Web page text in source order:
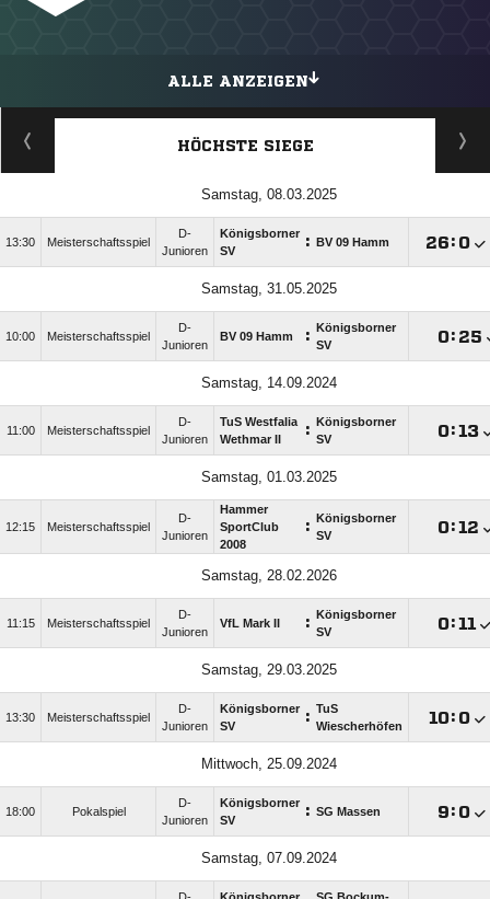
ALLE ANZEIGEN
HÖCHSTE SIEGE
Samstag, 08.03.2025
13:30 Meisterschaftsspiel
D-
Junioren
Königsborner
SV
: BV 09 Hamm : 
Samstag, 31.05.2025
10:00 Meisterschaftsspiel
D-
Junioren
BV 09 Hamm :
Königsborner
SV
: 
Samstag, 14.09.2024
11:00 Meisterschaftsspiel
D-
Junioren
TuS Westfalia
Wethmar II
:
Königsborner
SV
:
Samstag, 01.03.2025
12:15 Meisterschaftsspiel
D-
Junioren
Hammer
SportClub
2008
:
Königsborner
SV
:
Samstag, 28.02.2026
11:15 Meisterschaftsspiel
D-
Junioren
VfL Mark II :
Königsborner
SV
:
Samstag, 29.03.2025
13:30 Meisterschaftsspiel
D-
Junioren
Königsborner
SV
: TuS
Wiescherhöfen
: 
Mittwoch, 25.09.2024
18:00 Pokalspiel
D-
Junioren
Königsborner
SV
: SG Massen : 
Samstag, 07.09.2024